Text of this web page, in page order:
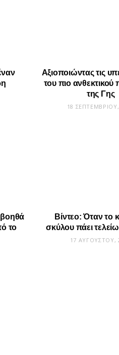
Αξιοποιώντας τις
του πιο
της Γης
18
το
Βίντεο: Όταν το
σκύλου πάει
17 ΑΥΓΟΎΣΤΟΥ,